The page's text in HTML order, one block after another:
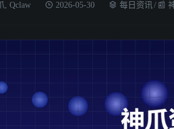
, Qclaw 2026-05-30 每日资讯 / 📰